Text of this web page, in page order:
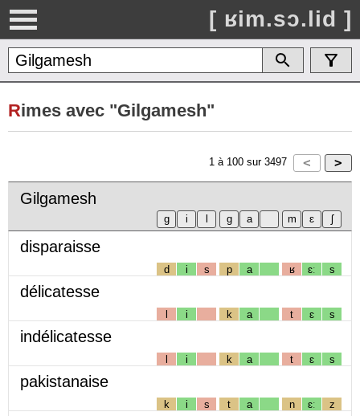
[ ʁim.sɔ.lid ]
Rimes avec "Gilgamesh"
1 à 100 sur 3497
Gilgamesh
disparaisse
d i s p a ʁ ɛː s
délicatesse
l i k a t ɛ s
indélicatesse
l i k a t ɛ s
pakistanaise
k i s t a n ɛː z